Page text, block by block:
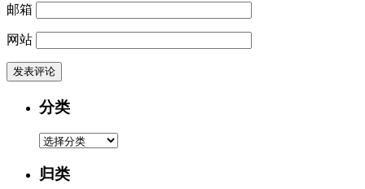
邮箱
网站
分类
分
归类